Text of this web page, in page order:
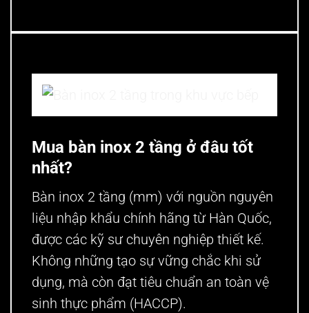
Bàn inox 2 tầng trong khu vực bếp
Mua bàn inox 2 tầng ở đâu tốt
nhất?
Bàn inox 2 tầng (mm) với nguồn nguyên
liệu nhập khẩu chính hãng từ Hàn Quốc,
được các kỹ sư chuyên nghiệp thiết kế.
Không những tạo sự vững chắc khi sử
dụng, mà còn đạt tiêu chuẩn an toàn vệ
sinh thực phẩm (HACCP).